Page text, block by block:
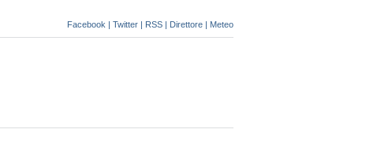
Facebook | Twitter | RSS | Direttore | Meteo